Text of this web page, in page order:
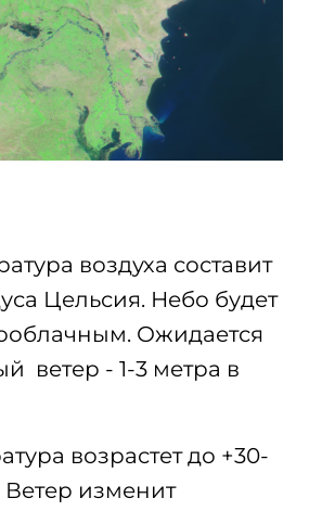
воздуха составит
Цельсия. Небо будет
Ожидается
ветер - 1-3 метра в
возрастет до +30-
Ветер изменит